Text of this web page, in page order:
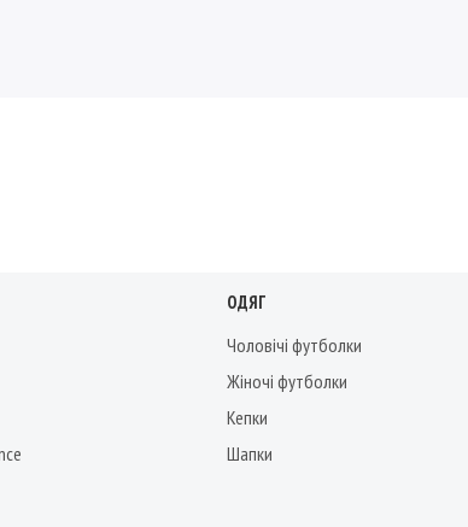
ОДЯГ
Чоловічі футболки
Жіночі футболки
Кепки
Шапки